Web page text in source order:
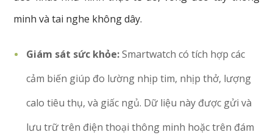
minh và tai nghe không dây.
Giám sát sức khỏe:Smartwatch có tích hợp các
cảm biến giúp đo lường nhịp tim, nhịp thở, lượng
calo tiêu thụ, và giấc ngủ. Dữ liệu này được gửi và
lưu trữ trên điện thoại thông minh hoặc trên đám